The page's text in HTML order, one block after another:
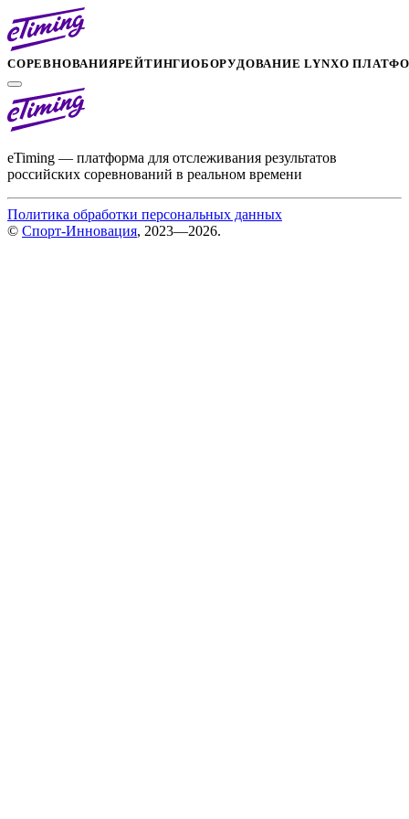
СОРЕВНОВАНИЯРЕЙТИНГИОБОРУДОВАНИЕ LYNXО
eTiming — платформа для отслеживания результатов
российских соревнований в реальном времени
Политика обработки персональных данных
© Спорт-Инновация, 2023—2026.